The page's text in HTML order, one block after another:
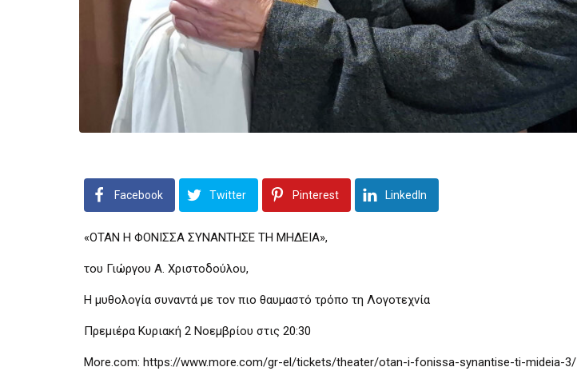
Facebook Twitter Pinterest LinkedIn
«ΟTAN H ΦΟΝΙΣΣΑ ΣΥΝΑΝΤΗΣΕ ΤΗ ΜΗΔΕΙΑ»,
του Γιώργου Α. Χριστοδούλου,
Η μυθολογία συναντά με τον πιο θαυμαστό τρόπο τη Λογοτεχνία
Πρεμιέρα Κυριακή 2 Νοεμβρίου στις 20:30
More.com: https://www.more.com/gr-el/tickets/theater/otan-i-fonissa-synantise-ti-mideia-3/